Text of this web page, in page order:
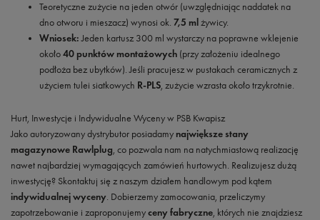
Teoretyczne zużycie na jeden otwór (uwzględniając naddatek na
dno otworu i mieszacz) wynosi ok. 7,5 mlżywicy.
Wniosek:Jeden kartusz 300 ml wystarczy na poprawne wklejenie
około40 punktów montażowych (przy założeniu idealnego
podłoża bez ubytków). Jeśli pracujesz w pustakach ceramicznych z
użyciem tulei siatkowych R-PLS, zużycie wzrasta około trzykrotnie.
Hurt, Inwestycje i Indywidualne Wyceny w PSB Kwapisz
Jako autoryzowany dystrybutor posiadamy największe stany
magazynowe Rawlplug, co pozwala nam na natychmiastową realizację
nawet najbardziej wymagających zamówień hurtowych. Realizujesz dużą
inwestycję? Skontaktuj się z naszym działem handlowym pod kątem
indywidualnej wyceny. Dobierzemy zamocowania, przeliczymy
zapotrzebowanie i zaproponujemyceny fabryczne, których nie znajdziesz